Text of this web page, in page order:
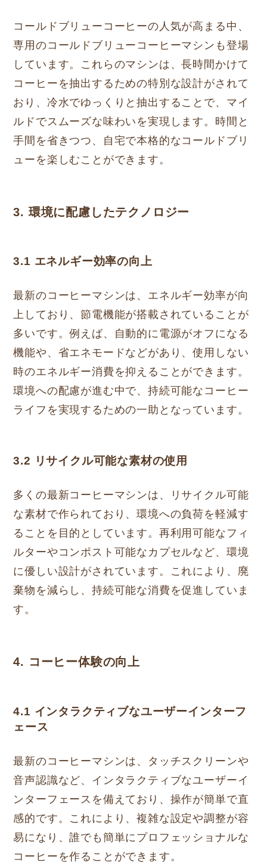
コールドブリューコーヒーの人気が高まる中、
専用のコールドブリューコーヒーマシンも登場
しています。これらのマシンは、長時間かけて
コーヒーを抽出するための特別な設計がされて
おり、冷水でゆっくりと抽出することで、マイ
ルドでスムーズな味わいを実現します。時間と
手間を省きつつ、自宅で本格的なコールドブリ
ューを楽しむことができます。
3. 環境に配慮したテクノロジー
3.1 エネルギー効率の向上
最新のコーヒーマシンは、エネルギー効率が向
上しており、節電機能が搭載されていることが
多いです。例えば、自動的に電源がオフになる
機能や、省エネモードなどがあり、使用しない
時のエネルギー消費を抑えることができます。
環境への配慮が進む中で、持続可能なコーヒー
ライフを実現するための一助となっています。
3.2 リサイクル可能な素材の使用
多くの最新コーヒーマシンは、リサイクル可能
な素材で作られており、環境への負荷を軽減す
ることを目的としています。再利用可能なフィ
ルターやコンポスト可能なカプセルなど、環境
に優しい設計がされています。これにより、廃
棄物を減らし、持続可能な消費を促進していま
す。
4. コーヒー体験の向上
4.1 インタラクティブなユーザーインターフ
ェース
最新のコーヒーマシンは、タッチスクリーンや
音声認識など、インタラクティブなユーザーイ
ンターフェースを備えており、操作が簡単で直
感的です。これにより、複雑な設定や調整が容
易になり、誰でも簡単にプロフェッショナルな
コーヒーを作ることができます。